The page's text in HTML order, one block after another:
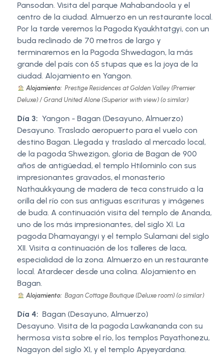
Pansodan. Visita del parque Mahabandoola y el
centro de la ciudad. Almuerzo en un restaurante local.
Por la tarde veremos la Pagoda Kyaukhtatgyi, con un
buda reclinado de 70 metros de largo y
terminaremos en la Pagoda Shwedagon, la más
grande del país con 65 stupas que es la joya de la
ciudad. Alojamiento en Yangon.
Alojamiento: Prestige Residences at Golden Valley (Premier
Deluxe) / Grand United Alone (Superior with view) (o similar)
Día 3: Yangon - Bagan (Desayuno, Almuerzo)
Desayuno. Traslado aeropuerto para el vuelo con
destino Bagan. Llegada y traslado al mercado local,
de la pagoda Shwezigon, gloria de Bagan de 900
años de antigüedad, el templo Htilominlo con sus
impresionantes gravados, el monasterio
Nathaukkyaung de madera de teca construido a la
orilla del río con sus antiguas escrituras y imágenes
de buda. A continuación visita del templo de Ananda,
uno de los más impresionantes, del siglo XI. La
pagoda Dhamayangyi y el templo Sulamani del siglo
XII. Visita a continuación de los talleres de laca,
especialidad de la zona. Almuerzo en un restaurante
local. Atardecer desde una colina. Alojamiento en
Bagan.
Alojamiento: Bagan Cottage Boutique (Deluxe room) (o similar)
Día 4: Bagan (Desayuno, Almuerzo)
Desayuno. Visita de la pagoda Lawkananda con su
hermosa vista sobre el río, los templos Payathonezu,
Nagayon del siglo XI, y el templo Apyeyardana.